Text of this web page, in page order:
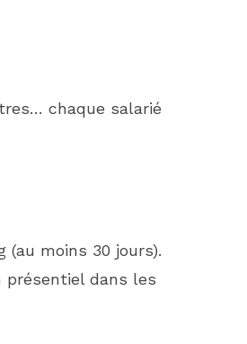
chaque salarié
moins 30 jours).
présentiel dans les